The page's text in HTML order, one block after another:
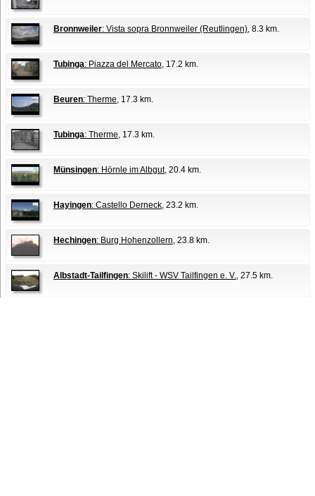
Bronnweiler: Vista sopra Bronnweiler (Reutlingen), 8.3 km.
Tubinga: Piazza del Mercato, 17.2 km.
Beuren: Therme, 17.3 km.
Tubinga: Therme, 17.3 km.
Münsingen: Hörnle im Albgut, 20.4 km.
Hayingen: Castello Derneck, 23.2 km.
Hechingen: Burg Hohenzollern, 23.8 km.
Albstadt-Tailfingen: Skilift - WSV Tailfingen e. V., 27.5 km.